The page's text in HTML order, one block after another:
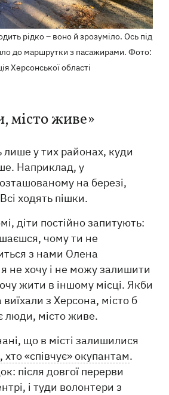
рідко – воно й зрозуміло. Ось під
до маршрутки з пасажирами. Фото:
Херсонської області
місто живе»
лише у тих районах, куди
Наприклад, у
на березі,
ходять пішки.
діти постійно запитують:
чому ти не
з нами Олена
не хочу і не можу залишити
жити в іншому місці. Якби
з Херсона, місто б
люди, місто живе.
що в місті залишилися
хто «співчує» окупантам.
після довгої перерви
і туди волонтери з